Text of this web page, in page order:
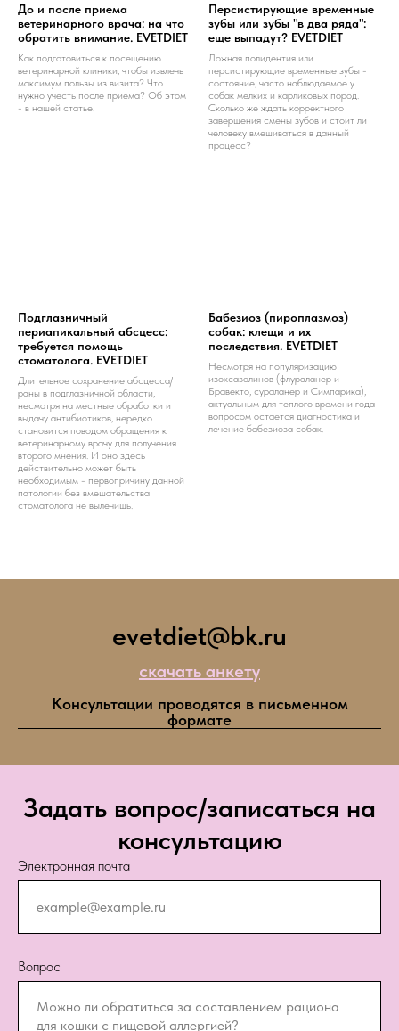
До и после приема
ветеринарного врача: на что
обратить внимание. EVETDIET
Как подготовиться к посещению
ветеринарной клиники, чтобы извлечь
максимум пользы из визита? Что
нужно учесть после приема? Об этом
- в нашей статье.
Персистирующие временные
зубы или зубы "в два ряда":
еще выпадут? EVETDIET
Ложная полидентия или
персистирующие временные зубы -
состояние, часто наблюдаемое у
собак мелких и карликовых пород.
Сколько же ждать корректного
завершения смены зубов и стоит ли
человеку вмешиваться в данный
процесс?
Подглазничный
периапикальный абсцесс:
требуется помощь
стоматолога. EVETDIET
Длительное сохранение абсцесса/
раны в подглазничной области,
несмотря на местные обработки и
выдачу антибиотиков, нередко
становится поводом обращения к
ветеринарному врачу для получения
второго мнения. И оно здесь
действительно может быть
необходимым - первопричину данной
патологии без вмешательства
стоматолога не вылечишь.
Бабезиоз (пироплазмоз)
собак: клещи и их
последствия. EVETDIET
Несмотря на популяризацию
изоксазолинов (флураланер и
Бравекто, сураланер и Симпарика),
актуальным для теплого времени года
вопросом остается диагностика и
лечение бабезиоза собак.
evetdiet@bk.ru
скачать анкету
Консультации проводятся в письменном
формате
Задать вопрос/записаться на
консультацию
Электронная почта
Вопрос